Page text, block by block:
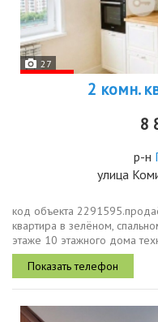
27
2 комн.
8
р-н
улица
код объекта
квартира в зелёном,
этаже 10 этажного дома
около 10 минут
комнаты, раздельный...